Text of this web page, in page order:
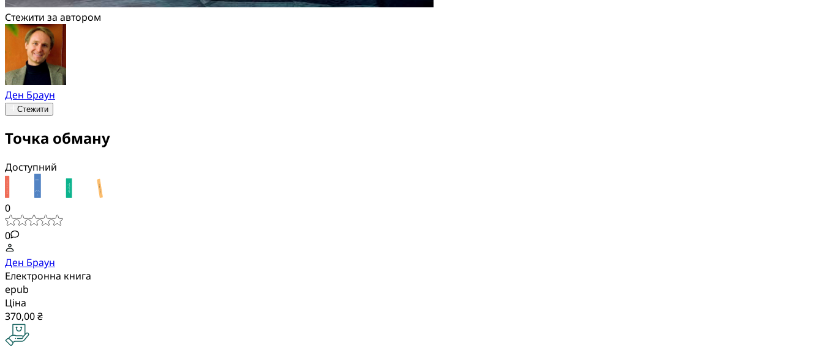
Стежити за автором
Ден Браун
Стежити
Точка обману
Доступний
0
0
Ден Браун
Електронна книга
epub
Ціна
370,00 ₴